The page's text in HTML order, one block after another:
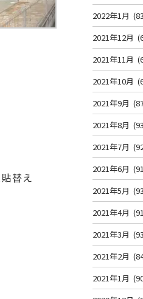
替え
2022年1月
2021年12月
2021年11月
2021年10月
2021年9月
2021年8月
2021年7月
2021年6月
2021年5月
2021年4月
2021年3月
2021年2月
2021年1月